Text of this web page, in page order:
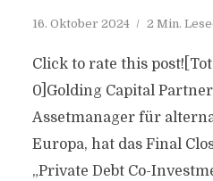
16. Oktober 2024 2 Min.
Click to rate this
0]Golding Capital
Assetmanager für
Europa, hat das Final
„Private Debt Co-